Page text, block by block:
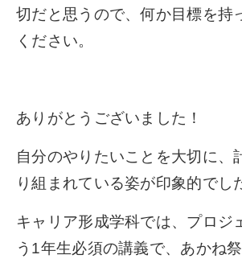
切だと思うので、何か目標を持
ください。
ありがとうございました！
自分のやりたいことを大切に、
り組まれている姿が印象的でし
キャリア形成学科では、プロジ
う1年生必須の講義で、あかね